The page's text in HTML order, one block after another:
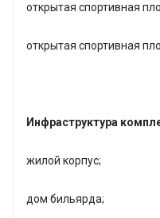
открытая спортивная
открытая спортивная
Инфраструктура
жилой корпус;
дом бильярда;